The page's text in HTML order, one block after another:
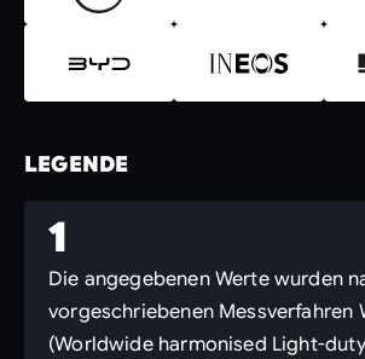
LEGENDE
1
Die angegebenen Werte wurden
vorgeschriebenen Messverfahren
(Worldwide harmonised Light-